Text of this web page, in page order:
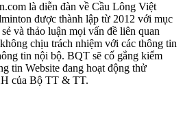
là diễn đàn về Cầu Lông Việt
được thành lập từ 2012 với mục
và thảo luận mọi vấn đề liên quan
chịu trách nhiệm với các thông tin
tin nội bộ. BQT sẽ cố gắng kiểm
tin Website đang hoạt động thử
của Bộ TT & TT.